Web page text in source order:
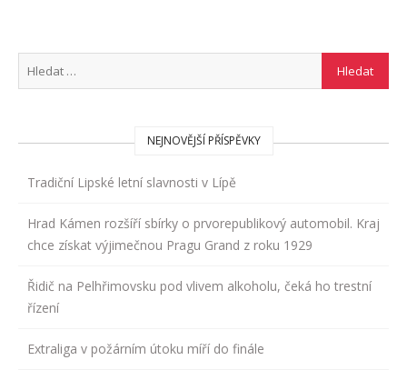
NEJNOVĚJŠÍ PŘÍSPĚVKY
Tradiční Lipské letní slavnosti v Lípě
Hrad Kámen rozšíří sbírky o prvorepublikový automobil. Kraj
chce získat výjimečnou Pragu Grand z roku 1929
Řidič na Pelhřimovsku pod vlivem alkoholu, čeká ho trestní
řízení
Extraliga v požárním útoku míří do finále